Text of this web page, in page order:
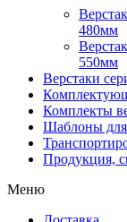
480мм
550мм
Верстаки
Комплекты
Шаблоны для
Продукция,
Меню